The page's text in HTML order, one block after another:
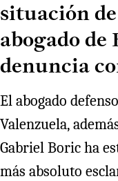
situación
abogado de
denuncia
El abogado
Valenzuela,
Gabriel Boric ha
más absoluto